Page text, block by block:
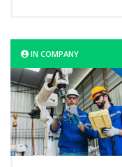
IN COMPANY